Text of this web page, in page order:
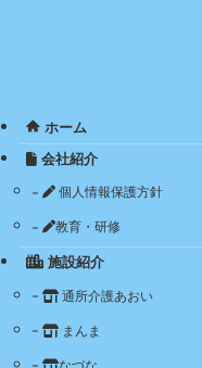
ホーム
会社紹介
個人情報保護方針
教育・研修
施設紹介
通所介護あおい
まんま